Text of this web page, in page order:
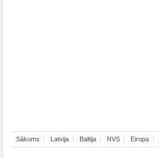
Sākums Latvija Baltija NVS Eiropa